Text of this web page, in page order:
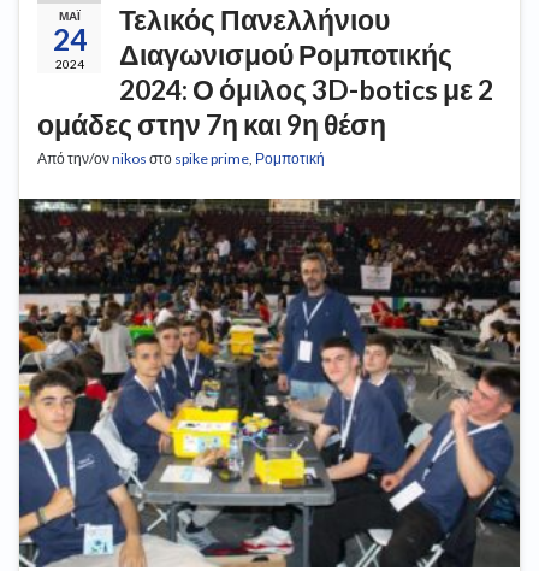
ΜΆΙ
24
2024
Τελικός Πανελλήνιου
Διαγωνισμού Ρομποτικής
2024: Ο όμιλος 3D-botics με 2
ομάδες στην 7η και 9η θέση
Από την/ονnikos στο spike prime Ρομποτική